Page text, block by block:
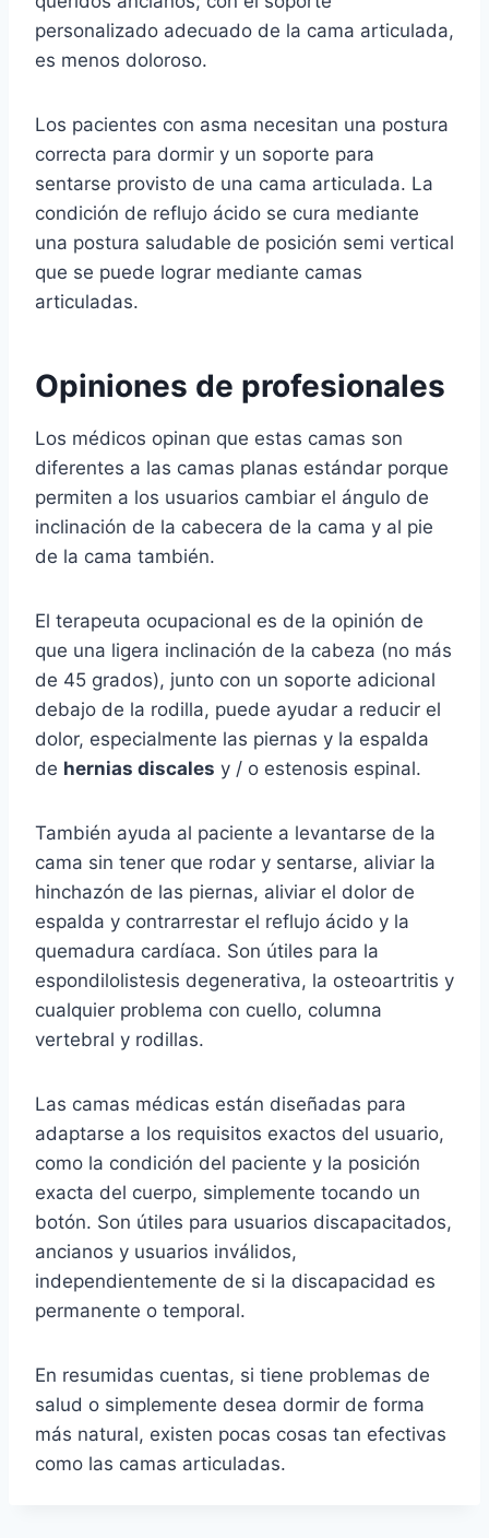
personalizado adecuado de la cama articulada,
es menos doloroso.
Los pacientes con asma necesitan una postura
correcta para dormir y un soporte para
sentarse provisto de una cama articulada. La
condición de reflujo ácido se cura mediante
una postura saludable de posición semi vertical
que se puede lograr mediante camas
articuladas.
Opiniones de profesionales
Los médicos opinan que estas camas son
diferentes a las camas planas estándar porque
permiten a los usuarios cambiar el ángulo de
inclinación de la cabecera de la cama y al pie
de la cama también.
El terapeuta ocupacional es de la opinión de
que una ligera inclinación de la cabeza (no más
de 45 grados), junto con un soporte adicional
debajo de la rodilla, puede ayudar a reducir el
dolor, especialmente las piernas y la espalda
de hernias discales y / o estenosis espinal.
También ayuda al paciente a levantarse de la
cama sin tener que rodar y sentarse, aliviar la
hinchazón de las piernas, aliviar el dolor de
espalda y contrarrestar el reflujo ácido y la
quemadura cardíaca. Son útiles para la
espondilolistesis degenerativa, la osteoartritis y
cualquier problema con cuello, columna
vertebral y rodillas.
Las camas médicas están diseñadas para
adaptarse a los requisitos exactos del usuario,
como la condición del paciente y la posición
exacta del cuerpo, simplemente tocando un
botón. Son útiles para usuarios discapacitados,
ancianos y usuarios inválidos,
independientemente de si la discapacidad es
permanente o temporal.
En resumidas cuentas, si tiene problemas de
salud o simplemente desea dormir de forma
más natural, existen pocas cosas tan efectivas
como las camas articuladas.